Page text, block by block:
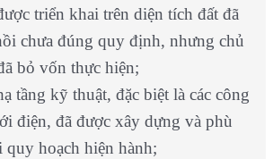
triển khai trên diện tích đất đã
chưa đúng quy định, nhưng chủ
bỏ vốn thực hiện;
tầng kỹ thuật, đặc biệt là các công
điện, đã được xây dựng và phù
quy hoạch hiện hành;